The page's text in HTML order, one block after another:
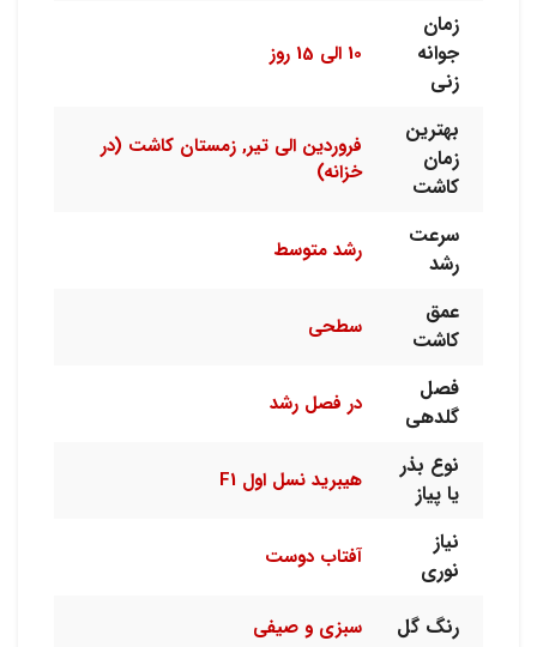
زمان
جوانه
زنی
10 الی 15 روز
بهترین
زمان
کاشت
فروردین الی تیر, زمستان کاشت (در
خزانه)
سرعت
رشد
رشد متوسط
عمق
کاشت
سطحی
فصل
گلدهی
در فصل رشد
نوع بذر
یا پیاز
هیبرید نسل اول F1
نیاز
نوری
آفتاب دوست
رنگ گل سبزی و صیفی